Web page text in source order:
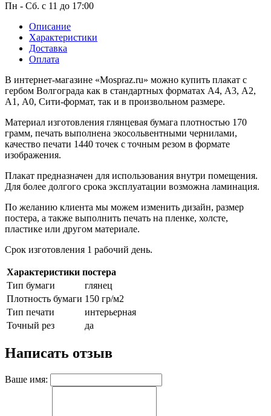
1 мая, праздник Весны и Труда
6 мая, День герба и флага города
Москвы
9 мая, День Победы
письменности и культуры
28 мая, День пограничника
8 июня, День социального работника
12 июня, День России
(третье воскресенье июня)
Выпускной для школ и ВУЗов
29 июня, День партизан и
8 июля, День Семьи Любви и
Верности
День рыбака (второе воскресенье
2 августа, День ВДВ
Пн - Сб. с 11 до 17:00
Описание
Характеристики
Доставка
Оплата
В интернет-магазине «Mospraz.ru» можно купить плакат с
гербом Волгограда как в стандартных форматах А4, А3, А2,
А1, А0, Сити-формат, так и в произвольном размере.
Материал изготовления глянцевая бумага плотностью 170
грамм, печать выполнена экосольвентными чернилами,
качество печати 1440 точек с точным резом в формате
изображения.
Плакат предназначен для использования внутри помещения.
Для более долгого срока эксплуатации возможна ламинация.
По желанию клиента мы можем изменить дизайн, размер
постера, а также выполнить печать на пленке, холсте,
пластике или другом материале.
Срок изготовления 1 рабочий день.
Характеристики постера
Тип бумаги
глянец
Плотность бумаги 150 гр/м2
Тип печати
интерьерная
Точный рез
да
Написать отзыв
Ваше имя: